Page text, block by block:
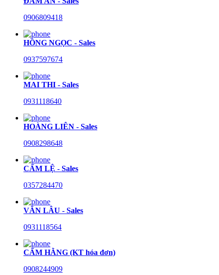
0906809418
HỒNG NGỌC - Sales
0937597674
MAI THI - Sales
0931118640
HOÀNG LIÊN - Sales
0908298648
CẨM LỆ - Sales
0357284470
VĂN LÂU - Sales
0931118564
CẨM HẰNG (KT hóa đơn)
0908244909